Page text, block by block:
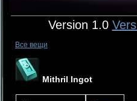
Version 1.0
Все вещи
Mithril Ingot